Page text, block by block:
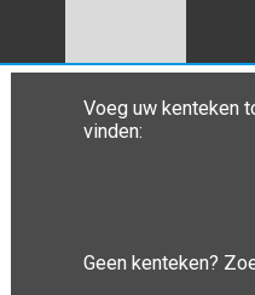
Voeg uw kenteken
vinden:
Geen kenteken?